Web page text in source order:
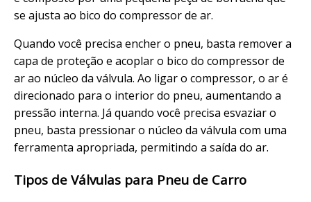
se ajusta ao bico do compressor de ar.
Quando você precisa encher o pneu, basta remover a
capa de proteção e acoplar o bico do compressor de
ar ao núcleo da válvula. Ao ligar o compressor, o ar é
direcionado para o interior do pneu, aumentando a
pressão interna. Já quando você precisa esvaziar o
pneu, basta pressionar o núcleo da válvula com uma
ferramenta apropriada, permitindo a saída do ar.
Tipos de Válvulas para Pneu de Carro